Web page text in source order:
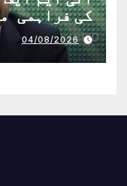
کی فراہمی
04/08/2026